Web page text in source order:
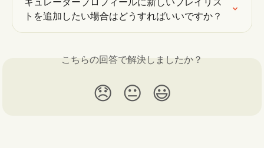
トを追加したい場合はどうすればいいですか？
こちらの回答で解決しましたか？
😞 😐 😃